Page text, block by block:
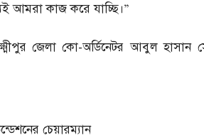
আমরা কাজ করে যাচ্ছি।”
জেলা কো-অর্ডিনেটর আবুল হাসান
চেয়ারম্যান